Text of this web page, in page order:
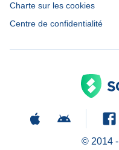
Charte sur les cookies
Centre de confidentialité
© 2014 -